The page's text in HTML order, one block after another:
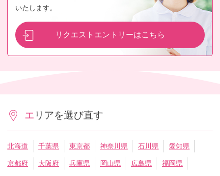
いたします。
リクエストエントリーはこちら
エリアを選び直す
北海道 千葉県 東京都 神奈川県 石川県 愛知県
京都府 大阪府 兵庫県 岡山県 広島県 福岡県